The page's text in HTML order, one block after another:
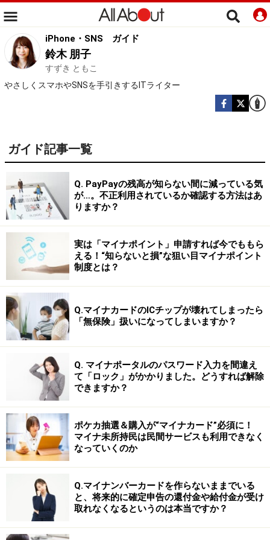
iPhone・SNS ガイド
鈴木 朋子
すずき ともこ
やさしくスマホやSNSを手引きするITライター
ガイド記事一覧
Q. PayPayの残高が知らない間に減っている気
が…。不正利用されているか確認する方法はあ
りますか？
実は「マイナポイント」申請すれば今でももら
える！“知らないと損”な狙い目マイナポイント
制度とは？
Q.マイナカードのICチップが壊れてしまったら
「無保険」扱いになってしまいますか？
Q. マイナポータルのパスワード入力を間違え
て「ロック」がかかりました。どうすれば解除
できますか？
ポケカ抽選＆購入が“マイナカード”必須に！
マイナ未所持民は民間サービスも利用できなく
なっていくのか
Q.マイナンバーカードを作らないままでいる
と、将来的に確定申告の還付金や給付金が受け
取れなくなるというのは本当ですか？